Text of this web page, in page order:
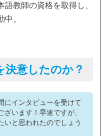
語教師の資格を取得し、
。
意したのか？
にインタビューを受けて
ざいます！早速ですが、
いと思われたのでしょう